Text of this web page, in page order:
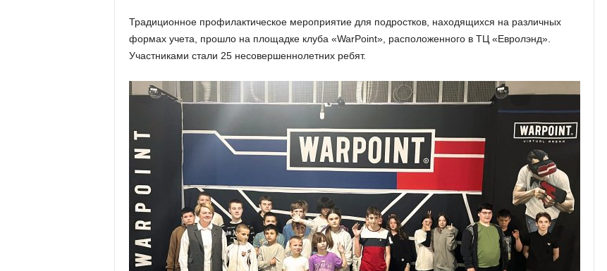
Традиционное профилактическое мероприятие для подростков, находящихся на различных
формах учета, прошло на площадке клуба «WarPoint», расположенного в ТЦ «Евролэнд».
Участниками стали 25 несовершеннолетних ребят.